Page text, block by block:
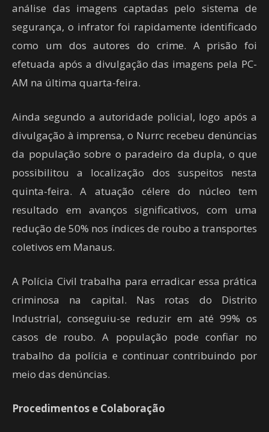
análise das imagens captadas pelo sistema de
segurança, o infrator foi rapidamente identificado
como um dos autores do crime. A prisão foi
efetuada após a divulgação das imagens pela PC-
AM na última quarta-feira.
Ainda segundo a autoridade policial, logo após a
divulgação à imprensa, o Nurrc recebeu denúncias
da população sobre o paradeiro da dupla, o que
possibilitou a localização dos suspeitos nesta
quinta-feira. A atuação célere do núcleo tem
resultado em avanços significativos, com uma
redução de 50% nos índices de roubo a transportes
coletivos em Manaus.
A Polícia Civil trabalha para erradicar essa prática
criminosa na capital. Nas rotas do Distrito
Industrial, conseguiu-se reduzir em até 99% os
casos de roubo. A população pode confiar no
trabalho da polícia e continuar contribuindo por
meio das denúncias.
Procedimentos e Colaboração